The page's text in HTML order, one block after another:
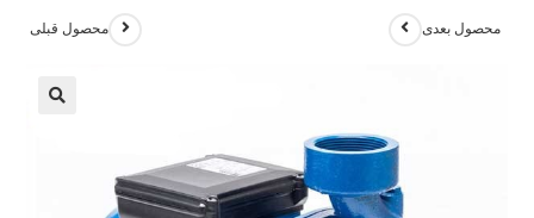
محصول قبلی محصول بعدی